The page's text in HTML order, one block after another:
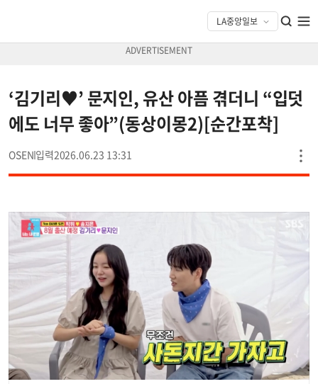
‘김기리♥’ 문지인, 유산 아픔 겪더니 “입덧
에도 너무 좋아”(동상이몽2)[순간포착]
OSEN 2026.06.23 13:31